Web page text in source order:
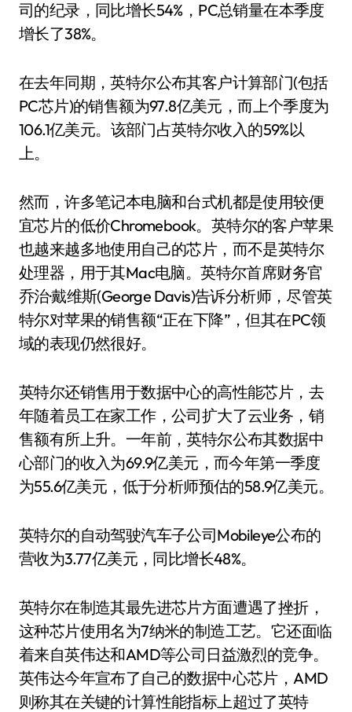
司的纪录，同比增长54%，PC总销量在本季度
增长了38%。
在去年同期，英特尔公布其客户计算部门(包括
PC芯片)的销售额为97.8亿美元，而上个季度为
106.1亿美元。该部门占英特尔收入的59%以
上。
然而，许多笔记本电脑和台式机都是使用较便
宜芯片的低价Chromebook。英特尔的客户苹果
也越来越多地使用自己的芯片，而不是英特尔
处理器，用于其Mac电脑。英特尔首席财务官
乔治·戴维斯(George Davis)告诉分析师，尽管英
特尔对苹果的销售额“正在下降”，但其在PC领
域的表现仍然很好。
英特尔还销售用于数据中心的高性能芯片，去
年随着员工在家工作，公司扩大了云业务，销
售额有所上升。一年前，英特尔公布其数据中
心部门的收入为69.9亿美元，而今年第一季度
为55.6亿美元，低于分析师预估的58.9亿美元。
英特尔的自动驾驶汽车子公司Mobileye公布的
营收为3.77亿美元，同比增长48%。
英特尔在制造其最先进芯片方面遭遇了挫折，
这种芯片使用名为7纳米的制造工艺。它还面临
着来自英伟达和AMD等公司日益激烈的竞争。
英伟达今年宣布了自己的数据中心芯片，AMD
则称其在关键的计算性能指标上超过了英特